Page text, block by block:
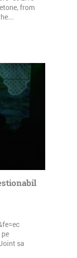
from
sa